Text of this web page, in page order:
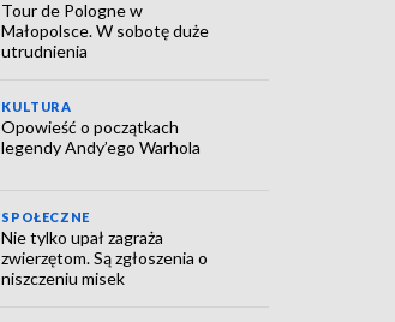
Tour de Pologne w
Małopolsce. W sobotę duże
utrudnienia
KULTURA
Opowieść o początkach
legendy Andy’ego Warhola
SPOŁECZNE
Nie tylko upał zagraża
zwierzętom. Są zgłoszenia o
niszczeniu misek